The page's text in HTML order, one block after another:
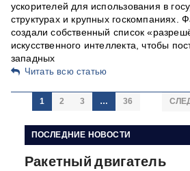
ускорителей для использования в
структурах и крупных госкомпаниях.
создали собственный список
искусственного интеллекта, чтобы
западных
Читать всю статью
1 2 3 … 36
ПОСЛЕДНИЕ НОВОСТИ
Ракетный двигатель